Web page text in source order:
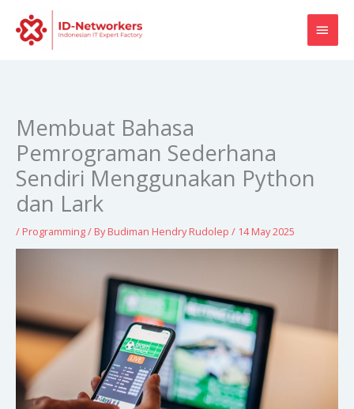
content
Membuat Bahasa
Pemrograman Sederhana
Sendiri Menggunakan Python
dan Lark
/ Programming/ ByBudiman Hendry Rudolep / 14 May 2025